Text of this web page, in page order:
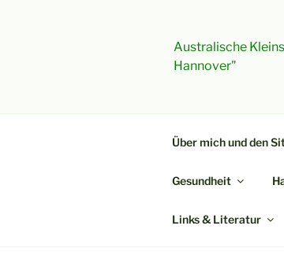
Australische
Hannover"
Über mich und den
Gesundheit
Links & Literatur